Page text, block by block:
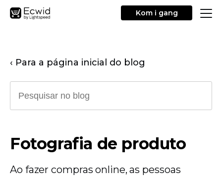
Kom i gang
‹ Para a página inicial do blog
Fotografia de produto
Ao fazer compras online, as pessoas